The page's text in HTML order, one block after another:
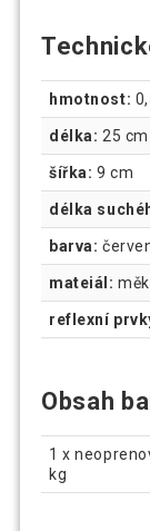
hmotnost:
délka: 25 cm
šířka: 9 cm
délka
barva:
mateiál:
reflexní
Obsah
1 x
kg